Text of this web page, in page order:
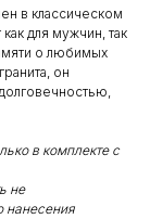
в классическом
для мужчин, так
о любимых
он
в комплекте с
не
нанесения